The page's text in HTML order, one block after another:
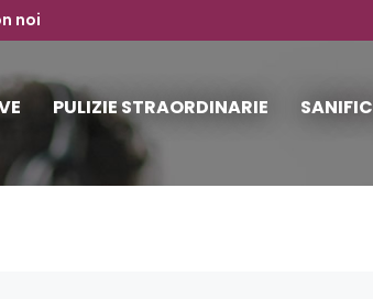
noi
PULIZIE STRAORDINARIE